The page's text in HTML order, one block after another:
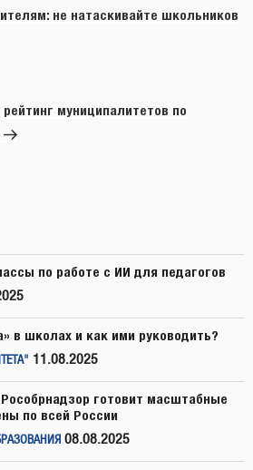
не натаскивайте школьников
муниципалитетов по
по работе с ИИ для педагогов
в школах и как ими руководить?
11.08.2025
готовит масштабные
по всей России
08.08.2025